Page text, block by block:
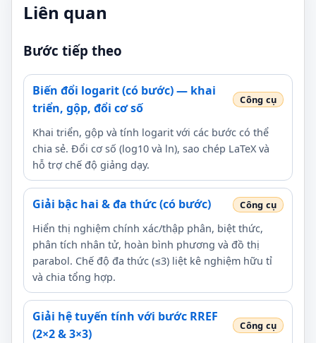
Liên quan
Bước tiếp theo
Biến đổi logarit (có bước) — khai
triển, gộp, đổi cơ số
Khai triển, gộp và tính logarit với các bước có thể
chia sẻ. Đổi cơ số (log10 và ln), sao chép LaTeX và
hỗ trợ chế độ giảng dạy.
Giải bậc hai & đa thức (có bước)
Hiển thị nghiệm chính xác/thập phân, biệt thức,
phân tích nhân tử, hoàn bình phương và đồ thị
parabol. Chế độ đa thức (≤3) liệt kê nghiệm hữu tỉ
và chia tổng hợp.
Giải hệ tuyến tính với bước RREF
(2×2 & 3×3)